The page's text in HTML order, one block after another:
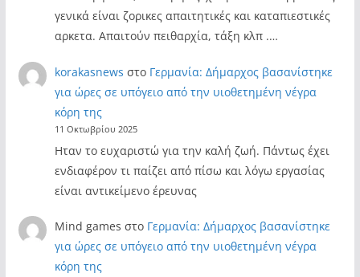
γενικά είναι ζορικες απαιτητικές και καταπιεστικές
αρκετα. Απαιτούν πειθαρχία, τάξη κλπ .…
korakasnews στο Γερμανία: Δήμαρχος βασανίστηκε
για ώρες σε υπόγειο από την υιοθετημένη νέγρα
κόρη της
11 Οκτωβρίου 2025
Ηταν το ευχαριστώ για την καλή ζωή. Πάντως έχει
ενδιαφέρον τι παίζει από πίσω και λόγω εργασίας
είναι αντικείμενο έρευνας
Mind games στο Γερμανία: Δήμαρχος βασανίστηκε
για ώρες σε υπόγειο από την υιοθετημένη νέγρα
κόρη της